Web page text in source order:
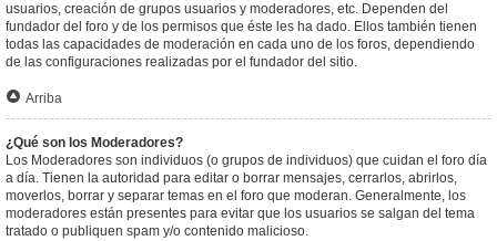
usuarios, creación de grupos usuarios y moderadores, etc. Dependen del
fundador del foro y de los permisos que éste les ha dado. Ellos también tienen
todas las capacidades de moderación en cada uno de los foros, dependiendo
de las configuraciones realizadas por el fundador del sitio.
Arriba
¿Qué son los Moderadores?
Los Moderadores son individuos (o grupos de individuos) que cuidan el foro día
a día. Tienen la autoridad para editar o borrar mensajes, cerrarlos, abrirlos,
moverlos, borrar y separar temas en el foro que moderan. Generalmente, los
moderadores están presentes para evitar que los usuarios se salgan del tema
tratado o publiquen spam y/o contenido malicioso.